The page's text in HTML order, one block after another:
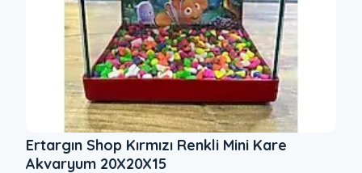
Ertargın Shop Kırmızı Renkli Mini Kare
Akvaryum 20X20X15